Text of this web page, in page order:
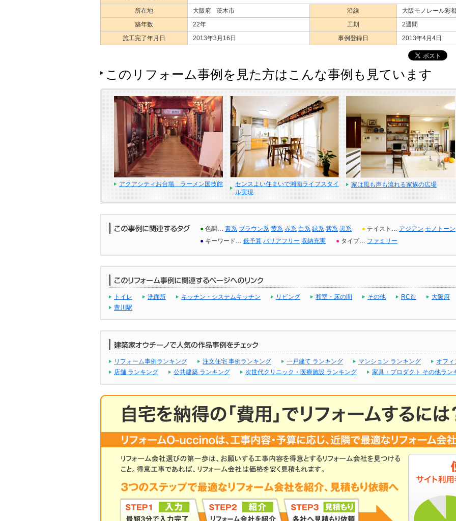
所在地
大阪府 茨木市 沿線
大阪モノレール彩
築年数
22年 工期
2週間
施工完了年月日
2013年3月16日 事例登録日 2013年4月4日
このリフォーム事例を見た方はこんな事例も見ています
アクアシティお台場 ラーメン国技館
センスよい住まいで湘南ライフスタイ
ル実現
家は風も声も流れる家族の広場
● 色調… 青系 ブラウン系 黄系 赤系 白系 緑系 紫系 黒系 ● テイスト… アジアン モノトーン
● キーワード… 低予算 バリアフリー 収納充実 ● タイプ… ファミリー
トイレ 洗面所 キッチン・システムキッチン リビング 和室・床の間 その他 RC造
大阪府
豊川駅
リフォーム事例ランキング 注文住宅 事例ランキング 一戸建て ランキング マンション ランキング
オフ
店舗 ランキング
公共建築 ランキング 次世代クリニック・医療施設 ランキング 家具・プロダクト その他ラン